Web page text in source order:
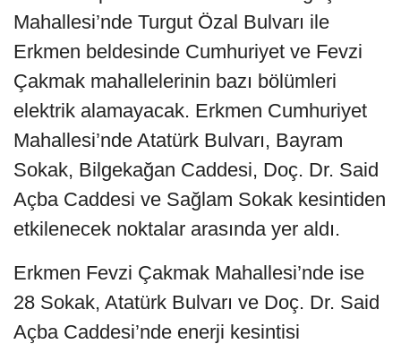
Mahallesi’nde Turgut Özal Bulvarı ile
Erkmen beldesinde Cumhuriyet ve Fevzi
Çakmak mahallelerinin bazı bölümleri
elektrik alamayacak. Erkmen Cumhuriyet
Mahallesi’nde Atatürk Bulvarı, Bayram
Sokak, Bilgekağan Caddesi, Doç. Dr. Said
Açba Caddesi ve Sağlam Sokak kesintiden
etkilenecek noktalar arasında yer aldı.
Erkmen Fevzi Çakmak Mahallesi’nde ise
28 Sokak, Atatürk Bulvarı ve Doç. Dr. Said
Açba Caddesi’nde enerji kesintisi